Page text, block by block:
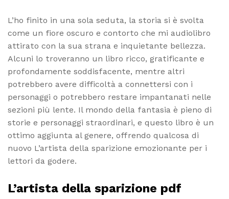
L’ho finito in una sola seduta, la storia si è svolta
come un fiore oscuro e contorto che mi audiolibro
attirato con la sua strana e inquietante bellezza.
Alcuni lo troveranno un libro ricco, gratificante e
profondamente soddisfacente, mentre altri
potrebbero avere difficoltà a connettersi con i
personaggi o potrebbero restare impantanati nelle
sezioni più lente. Il mondo della fantasia è pieno di
storie e personaggi straordinari, e questo libro è un
ottimo aggiunta al genere, offrendo qualcosa di
nuovo L’artista della sparizione emozionante per i
lettori da godere.
L’artista della sparizione pdf